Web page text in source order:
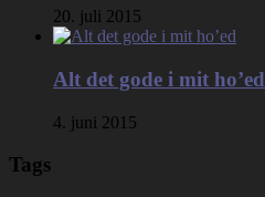
20. juli 2015
Alt det gode i mit ho’ed
4. juni 2015
Tags